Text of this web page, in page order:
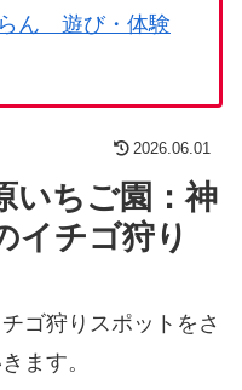
ん 遊び・体験
2026.06.01
いちご園：神
イチゴ狩り
ゴ狩りスポットをさ
ます。